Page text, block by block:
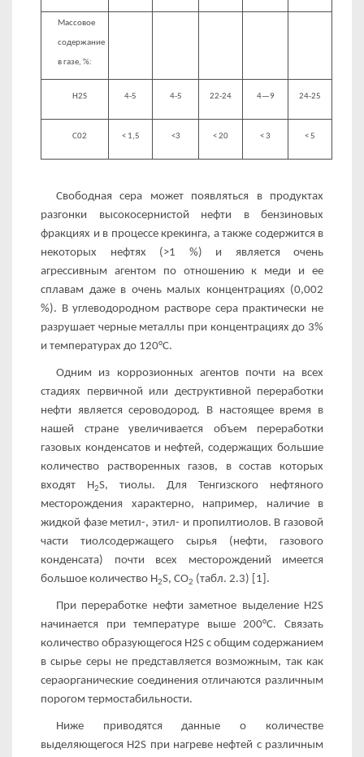
Массовое
содержа­ние
в газе, %:
H2S 4-5 4-5 22-24 4—9 24-25
С02 < 1,5 <3 < 20 < 3 < 5
Свободная сера может появляться в продуктах
разгонки высокосернистой нефти в бензиновых
фракциях и в процессе крекинга, а также содержится в
некоторых нефтях (>1 %) и является очень
агрессивным агентом по отношению к меди и ее
сплавам даже в очень малых концентрациях (0,002
%). В углеводородном растворе сера практически не
разрушает черные металлы при концентрациях до 3%
и температурах до 120°С.
Одним из коррозионных агентов почти на всех
стадиях первичной или деструктивной переработки
нефти является се­роводород. В настоящее время в
нашей стране увеличивается объем переработки
газовых конденсатов и нефтей, содержащих большие
количество растворенных газов, в состав которых
входят H2S, тиолы. Для Тенгизского нефтяного
месторождения характерно, например, наличие в
жидкой фазе метил-, этил- и пропилтиолов. В газовой
части тиолсодержащего сырья (неф­ти, газового
конденсата) почти всех месторождений имеется
большое количество H2S, СО2 (табл. 2.3) [1].
При переработке нефти заметное выделение H2S
начинается при температуре выше 200°С. Связать
количество образующе­гося H2S с общим содержанием
в сырье серы не представляется возможным, так как
сераорганические соединения отличаются различным
порогом термостабильности.
Ниже приводятся данные о количестве
выделяющегося H2S при нагреве нефтей с различным